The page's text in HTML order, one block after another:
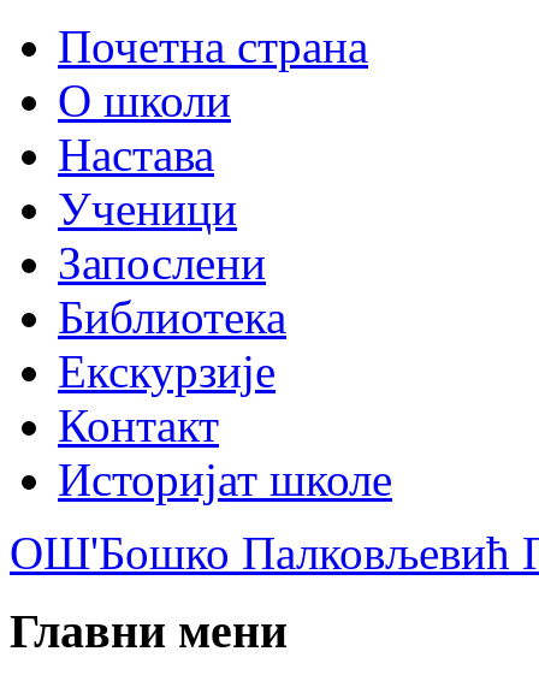
Почетна страна
О школи
Настава
Ученици
Запослени
Библиотека
Екскурзије
Контакт
Историјат школе
ОШ'Бошко Палковљевић
Главни мени